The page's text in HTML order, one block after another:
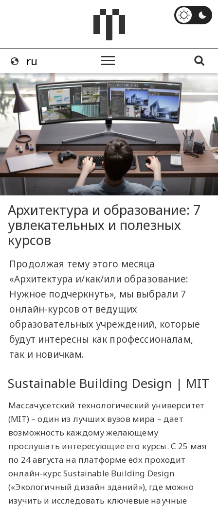
Архитектура и образование: 7
увлекательных и полезных
курсов
Продолжая тему этого месяца
«Архитектура и/как/или образование:
Нужное подчеркнуть», мы выбрали 7
онлайн-курсов от ведущих
образовательных учреждений, которые
будут интересны как профессионалам,
так и новичкам.
​Sustainable Building Design | MIT
Массачусетский технологический университет
(MIT) – один из лучших вузов мира – дает
возможность каждому желающему
прослушать интересующие его курсы. С 25 мая
по 24 августа на платформе edx проходит
онлайн-курс Sustainable Building Design
(«Экологичный дизайн зданий»), где можно
изучить и исследовать ключевые научные